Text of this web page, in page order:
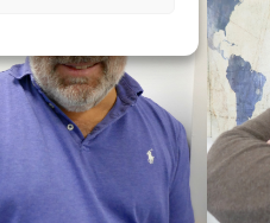
Florent